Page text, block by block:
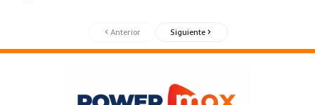
Anterior Siguiente